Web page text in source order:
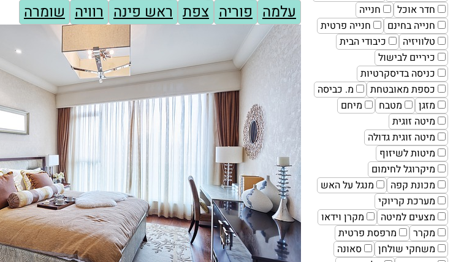
חדר אוכל
חנייה
חנייה בחינם
חנייה פרטית
טלוויזיה
כיבודי הבית
כיריים לבישול
כניסה בדיסקרטיות
כספת מאובטחת
מ. כביסה
מזגן
מטבח
מיחם
מיטה זוגית
מיטה זוגית גדולה
מיטות לשיזוף
מיקרוגל לחימום
מכונת קפה
מנגל על האש
מערכת קריוקי
מצעים למיטה
מקרן וידאו
מקרר
מרפסת פרטית
משחקי שולחן
סאונה
עלמה פוריה צפת ראש פינה רוויה שומרה